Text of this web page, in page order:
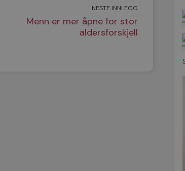
NESTE INNLEGG
Menn er mer åpne for stor
aldersforskjell